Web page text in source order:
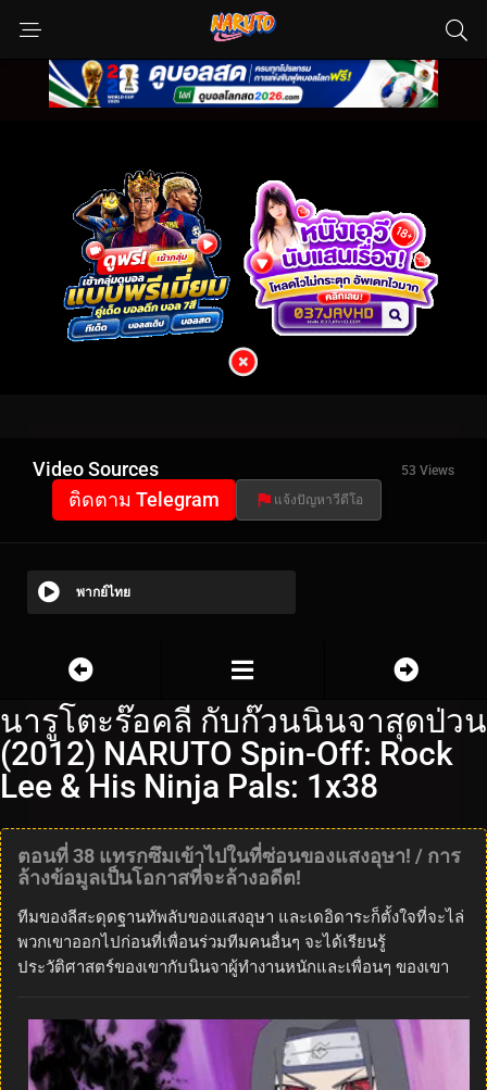
Video Sources 53 Views
ติดตาม Telegram แจ้งปัญหาวีดีโอ
พากย์ไทย
นารูโตะร๊อคลี กับก๊วนนินจาสุดป่วน
(2012) NARUTO Spin-Off: Rock
Lee & His Ninja Pals: 1x38
ตอนที่ 38 แทรกซึมเข้าไปในที่ซ่อนของแสงอุษา! / การ
ล้างข้อมูลเป็นโอกาสที่จะล้างอดีต!
ทีมของลีสะดุดฐานทัพลับของแสงอุษา และเดอิดาระก็ตั้งใจที่จะไล่
พวกเขาออกไปก่อนที่เพื่อนร่วมทีมคนอื่นๆ จะได้เรียนรู้
ประวัติศาสตร์ของเขากับนินจาผู้ทำงานหนักและเพื่อนๆ ของเขา